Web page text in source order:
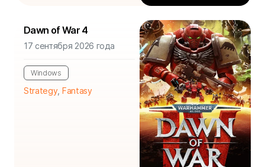
Dawn of War 4
17 сентября 2026 года
Windows
Strategy, Fantasy